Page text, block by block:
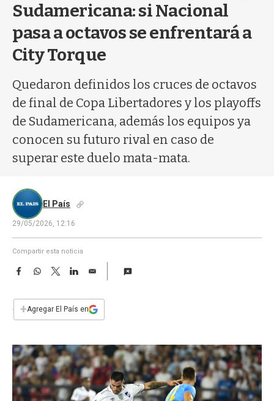
Sudamericana: si Nacional
pasa a octavos se enfrentará a
City Torque
Quedaron definidos los cruces de octavos
de final de Copa Libertadores y los playoffs
de Sudamericana, además los equipos ya
conocen su futuro rival en caso de
superar este duelo mata-mata.
El País
29/05/2026, 12:16
Compartir esta noticia
F
e
b
k
W
s
p
T
w
t
L
n
E
i
l
+Agregar El País en